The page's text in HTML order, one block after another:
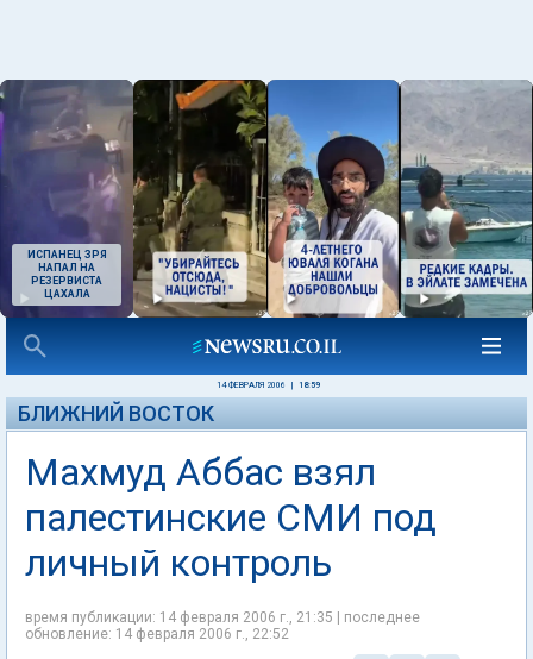
ИСПАНЕЦ ЗРЯ
НАПАЛ НА
РЕЗЕРВИСТА
ЦАХАЛА
14 ФЕВРАЛЯ 2006 18:59
БЛИЖНИЙ ВОСТОК
Махмуд Аббас взял
палестинские СМИ под
личный контроль
время публикации: 14 февраля 2006 г., 21:35 | последнее
обновление: 14 февраля 2006 г., 22:52